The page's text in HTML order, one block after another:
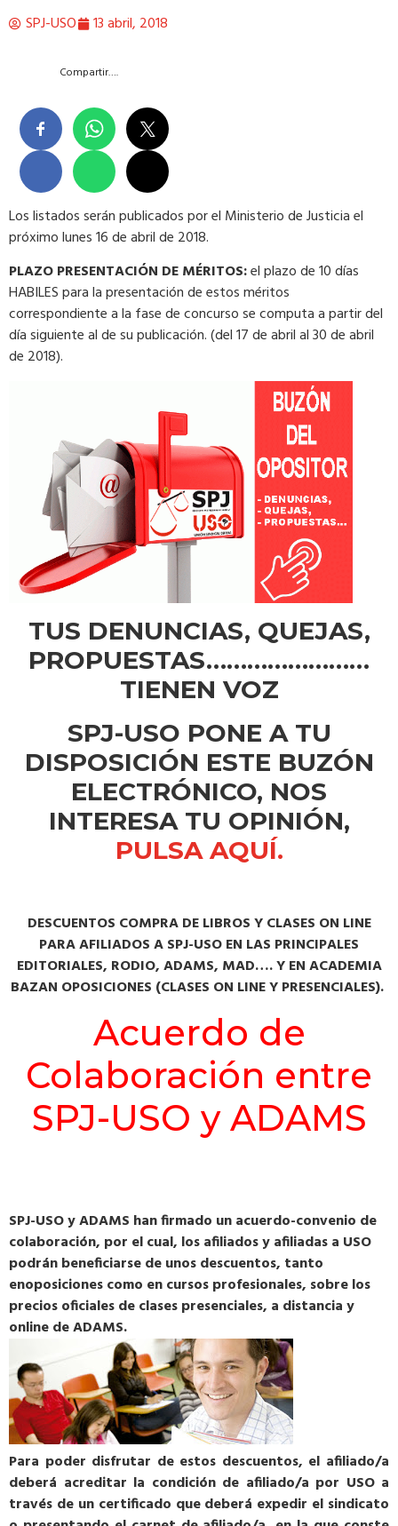
SPJ-USO 13 abril, 2018
Compartir….
Los listados serán publicados por el Ministerio de Justicia el
próximo lunes 16 de abril de 2018.
PLAZO PRESENTACIÓN DE MÉRITOS:el plazo de 10 días
HABILES para la presentación de estos méritos
correspondiente a la fase de concurso se computa a partir del
día siguiente al de su publicación. (del 17 de abril al 30 de abril
de 2018).
TUS DENUNCIAS, QUEJAS,
PROPUESTAS……………………
TIENEN VOZ
SPJ-USO PONE A TU
DISPOSICIÓN ESTE BUZÓN
ELECTRÓNICO, NOS
INTERESA TU OPINIÓN,
PULSA AQUÍ.
DESCUENTOS COMPRA DE LIBROS Y CLASES ON LINE
PARA AFILIADOS A SPJ-USO EN LAS PRINCIPALES
EDITORIALES, RODIO, ADAMS, MAD…. Y EN ACADEMIA
BAZAN OPOSICIONES (CLASES ON LINE Y PRESENCIALES).
Acuerdo de
Colaboración entre
SPJ-USO y ADAMS
SPJ-USO y ADAMS han firmado un acuerdo-convenio de
colaboración, por el cual, los afiliados y afiliadas a USO
podrán beneficiarse de unos descuentos, tanto
enoposiciones como en cursos profesionales, sobre los
precios oficiales de clases presenciales, a distancia y
online de ADAMS.
Para poder disfrutar de estos descuentos, el afiliado/a
deberá acreditar la condición de afiliado/a por USO a
través de un certificado que deberá expedir el sindicato